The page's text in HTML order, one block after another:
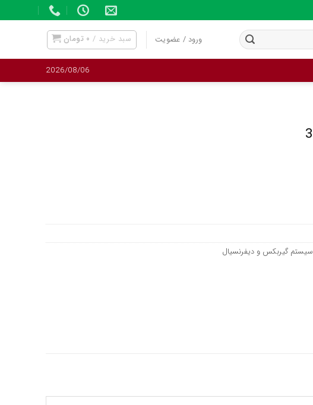
ورود / عضویت سبد خرید / ۰ تومان
2026/08/06
سیستم گیربکس و دیفرنسیال